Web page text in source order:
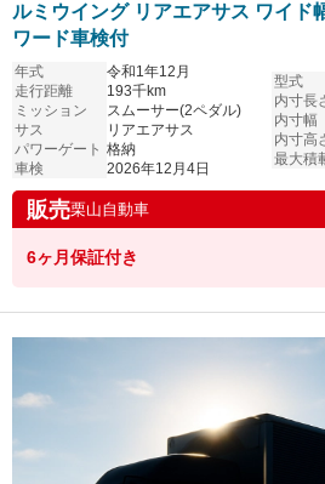
ルミウイング リアエアサス ワイド
ワード車検付
年式
令和1年12月
走行距離
193千km
ミッション
スムーサー(2ペダル)
サス
リアエアサス
パワーゲート 格納
車検
2026年12月4日
型式
内寸長
内寸幅
内寸高
最大積
販売栗山自動車
6ヶ月保証付き